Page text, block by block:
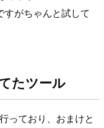
すがちゃんと試して
たツール
っており、おまけと